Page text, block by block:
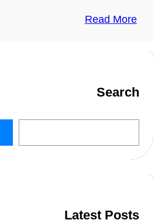
Read More
Search
S
c
Latest Posts